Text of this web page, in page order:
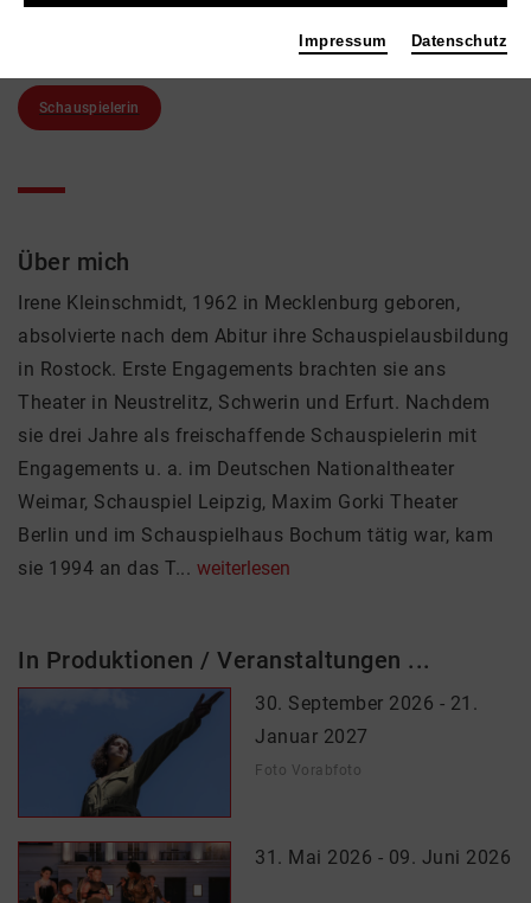
Schauspielerin
Über mich
Irene Kleinschmidt, 1962 in Mecklenburg geboren,
absolvierte nach dem Abitur ihre Schauspielausbildung
in Rostock. Erste Engagements brachten sie ans
Theater in Neustrelitz, Schwerin und Erfurt. Nachdem
sie drei Jahre als freischaffende Schauspielerin mit
Engagements u. a. im Deutschen Nationaltheater
Weimar, Schauspiel Leipzig, Maxim Gorki Theater
Berlin und im Schauspielhaus Bochum tätig war, kam
sie 1994 an das T... weiterlesen
In Produktionen / Veranstaltungen ...
30. September 2026 - 21.
Januar 2027
Foto Vorabfoto
31. Mai 2026 - 09. Juni 2026
Impressum Datenschutz